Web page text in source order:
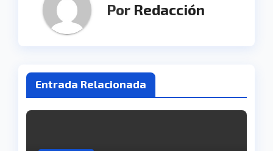
Por Redacción
Entrada Relacionada